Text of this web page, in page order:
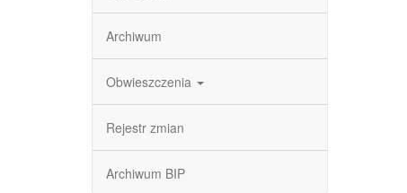
Archiwum
Obwieszczenia
Rejestr zmian
Archiwum BIP